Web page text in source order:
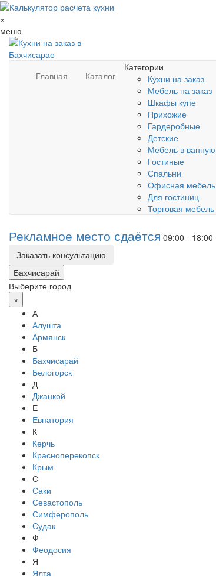
×
меню
Главная Каталог
Категории
Кухни на заказ
Мебель на заказ
Шкафы купе
Прихожие
Гардеробные
Детские
Мебель в ванную
Гостиные
Спальни
Офисная мебель
Для гостиниц
Торговая мебель
Рекламное место сдаётся 09:00 - 18:00
Заказать консультацию
Бахчисарай
Выберите город
×
А
Алушта
Армянск
Б
Бахчисарай
Белогорск
Д
Джанкой
Е
Евпатория
К
Керчь
Красноперекопск
Крым
С
Саки
Севастополь
Симферополь
Судак
Ф
Феодосия
Я
Ялта